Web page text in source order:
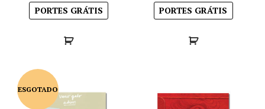
PORTES GRÁTIS
PORTES GRÁTIS
ESGOTADO